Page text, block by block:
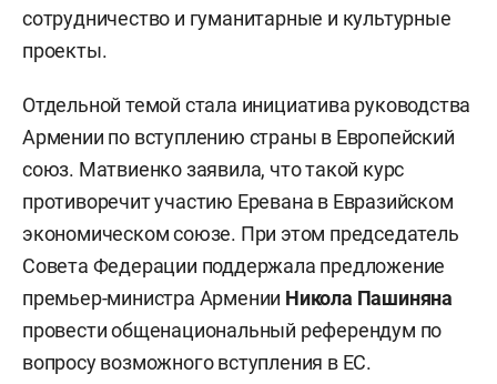
сотрудничество и гуманитарные и культурные
проекты.
Отдельной темой стала инициатива руководства
Армении по вступлению страны в Европейский
союз. Матвиенко заявила, что такой курс
противоречит участию Еревана в Евразийском
экономическом союзе. При этом председатель
Совета Федерации поддержала предложение
премьер-министра Армении Никола Пашиняна
провести общенациональный референдум по
вопросу возможного вступления в ЕС.